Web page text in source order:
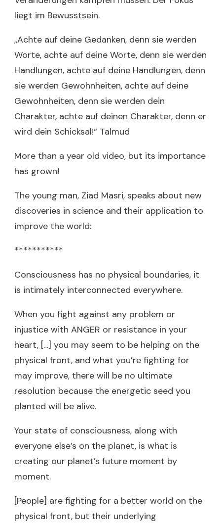
liegt im Bewusstsein.
„Achte auf deine Gedanken, denn sie werden
Worte, achte auf deine Worte, denn sie werden
Handlungen, achte auf deine Handlungen, denn
sie werden Gewohnheiten, achte auf deine
Gewohnheiten, denn sie werden dein
Charakter, achte auf deinen Charakter, denn er
wird dein Schicksal!“ Talmud
More than a year old video, but its importance
has grown!
The young man, Ziad Masri, speaks about new
discoveries in science and their application to
improve the world:
***********
Consciousness has no physical boundaries, it
is intimately interconnected everywhere.
When you fight against any problem or
injustice with ANGER or resistance in your
heart, […] you may seem to be helping on the
physical front, and what you’re fighting for
may improve, there will be no ultimate
resolution because the energetic seed you
planted will be alive.
Your state of consciousness, along with
everyone else’s on the planet, is what is
creating our planet’s future moment by
moment.
[People] are fighting for a better world on the
physical front, but their underlying